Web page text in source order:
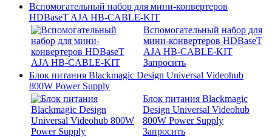
Вспомогательный набор для мини-конвертеров
HDBaseT AJA HB-CABLE-KIT
Вспомогательный набор для
мини-конвертеров HDBaseT
AJA HB-CABLE-KIT
Запросить
Блок питания Blackmagic Design Universal Videohub
800W Power Supply
Блок питания Blackmagic
Design Universal Videohub
800W Power Supply
Запросить